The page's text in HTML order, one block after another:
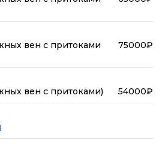
вен с притоками
75000₽
вен с притоками) 54000₽